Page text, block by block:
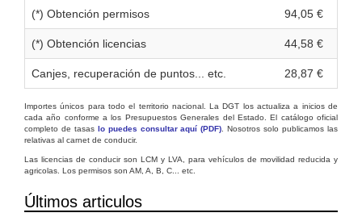
(*) Obtención permisos 94,05 €
(*) Obtención licencias 44,58 €
Canjes, recuperación de puntos... etc. 28,87 €
Importes únicos para todo el territorio nacional. La DGT los actualiza a inicios de
cada año conforme a los Presupuestos Generales del Estado. El catálogo oficial
completo de tasas lo puedes consultar aquí (PDF) . Nosotros solo publicamos las
relativas al carnet de conducir.
Las licencias de conducir son LCM y LVA, para vehículos de movilidad reducida y
agricolas. Los permisos son AM, A, B, C... etc.
Últimos articulos